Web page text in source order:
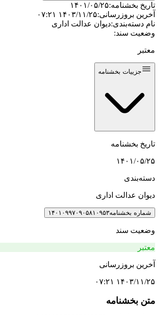
تاریخ بخشنامه:۱۴۰۱/۰۵/۲۵
آخرین بروزرسانی:۱۴۰۳/۱۱/۲۵ ۰۷:۲۱
نام دسته‌بندی:دیوان عدالت اداری
وضعیت سند:
معتبر
جزییات بخشنامه
تاریخ بخشنامه
۱۴۰۱/۰۵/۲۵
دسته‌بندی
دیوان عدالت اداری
شماره بخشنامه۱۴۰۱۰۹۹۷۰۹۰۵۸۱۰۹۵۳
وضعیت سند
معتبر
آخرین بروزرسانی
۱۴۰۳/۱۱/۲۵ ۰۷:۲۱
متن بخشنامه